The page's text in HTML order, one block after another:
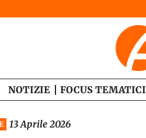
NOTIZIE FOCUS TEMATICI
13 Aprile 2026